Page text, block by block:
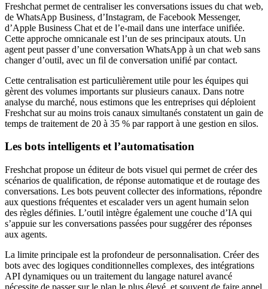
Freshchat permet de centraliser les conversations issues du chat web,
de WhatsApp Business, d’Instagram, de Facebook Messenger,
d’Apple Business Chat et de l’e-mail dans une interface unifiée.
Cette approche omnicanale est l’un de ses principaux atouts. Un
agent peut passer d’une conversation WhatsApp à un chat web sans
changer d’outil, avec un fil de conversation unifié par contact.
Cette centralisation est particulièrement utile pour les équipes qui
gèrent des volumes importants sur plusieurs canaux. Dans notre
analyse du marché, nous estimons que les entreprises qui déploient
Freshchat sur au moins trois canaux simultanés constatent un gain de
temps de traitement de 20 à 35 % par rapport à une gestion en silos.
Les bots intelligents et l’automatisation
Freshchat propose un éditeur de bots visuel qui permet de créer des
scénarios de qualification, de réponse automatique et de routage des
conversations. Les bots peuvent collecter des informations, répondre
aux questions fréquentes et escalader vers un agent humain selon
des règles définies. L’outil intègre également une couche d’IA qui
s’appuie sur les conversations passées pour suggérer des réponses
aux agents.
La limite principale est la profondeur de personnalisation. Créer des
bots avec des logiques conditionnelles complexes, des intégrations
API dynamiques ou un traitement du langage naturel avancé